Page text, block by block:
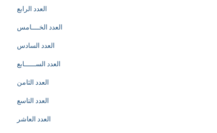
العدد الرابع
العدد الخــــامس
العدد السادس
العدد الســــــابع
العدد الثامن
العدد التاسع
العدد العاشر